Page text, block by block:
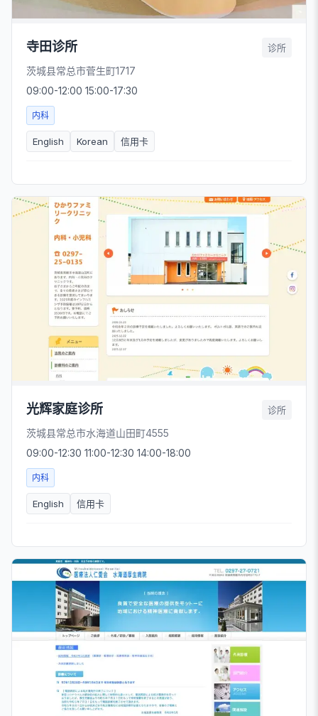
寺田诊所 诊所
茨城县常总市菅生町1717
09:00-12:00 15:00-17:30
内科
English Korean 信用卡
光辉家庭诊所 诊所
茨城县常总市水海道山田町4555
09:00-12:30 11:00-12:30 14:00-18:00
内科
English 信用卡